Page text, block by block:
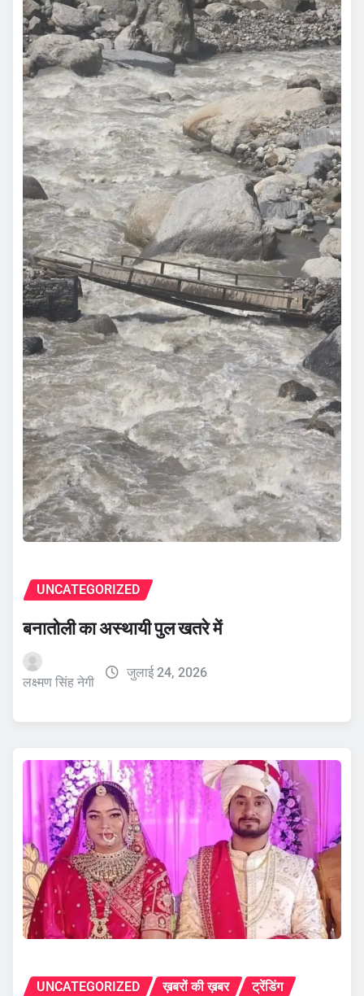
UNCATEGORIZED
बनातोली का अस्थायी पुल खतरे में
लक्ष्मण सिंह नेगी
जुलाई 24, 2026
UNCATEGORIZED ख़बरों की ख़बर ट्रेंडिंग